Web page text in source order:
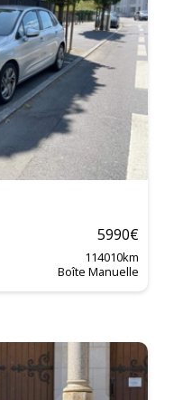
5990€
114010km
Boîte Manuelle